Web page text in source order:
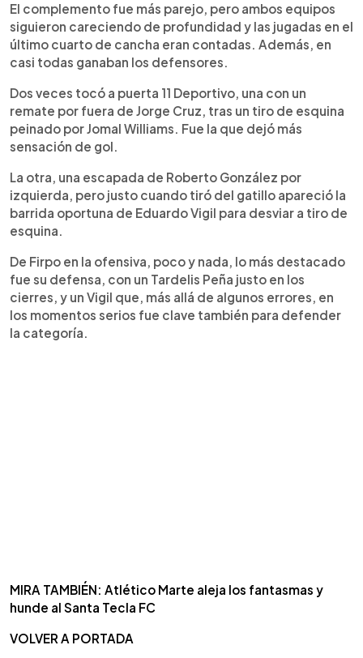
El complemento fue más parejo, pero ambos equipos
siguieron careciendo de profundidad y las jugadas en el
último cuarto de cancha eran contadas. Además, en
casi todas ganaban los defensores.
Dos veces tocó a puerta 11 Deportivo, una con un
remate por fuera de Jorge Cruz, tras un tiro de esquina
peinado por Jomal Williams. Fue la que dejó más
sensación de gol.
La otra, una escapada de Roberto González por
izquierda, pero justo cuando tiró del gatillo apareció la
barrida oportuna de Eduardo Vigil para desviar a tiro de
esquina.
De Firpo en la ofensiva, poco y nada, lo más destacado
fue su defensa, con un Tardelis Peña justo en los
cierres, y un Vigil que, más allá de algunos errores, en
los momentos serios fue clave también para defender
la categoría.
MIRA TAMBIÉN: Atlético Marte aleja los fantasmas y
hunde al Santa Tecla FC
VOLVER A PORTADA